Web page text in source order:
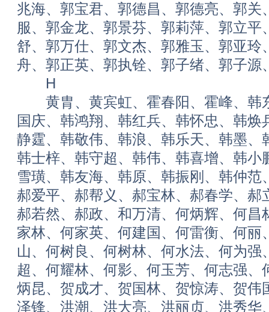
兆海、郭宝君、郭德昌、郭德亮、郭关
服、郭金龙、郭景芬、郭莉萍、郭立平
舒、郭万仕、郭文杰、郭雅玉、郭亚玲
舟、郭正英、郭执铨、郭子绪、郭子源
H
黄胄、黄宾虹、霍春阳、霍峰、韩
国庆、韩鸿翔、韩红兵、韩怀忠、韩焕
静霆、韩敬伟、韩浪、韩乐天、韩墨、
韩士梓、韩守超、韩伟、韩喜增、韩小
雪璜、韩友海、韩原、韩振刚、韩仲范
郝爱平、郝帮义、郝宝林、郝春学、郝
郝若然、郝政、和万清、何炳辉、何昌
家林、何家英、何建国、何雷衡、何丽
山、何树良、何树林、何水法、何为强
超、何耀林、何影、何玉芳、何志强、
炳昆、贺成才、贺国林、贺惊涛、贺伟
泽锋、洪潮、洪大亮、洪丽贞、洪秀华